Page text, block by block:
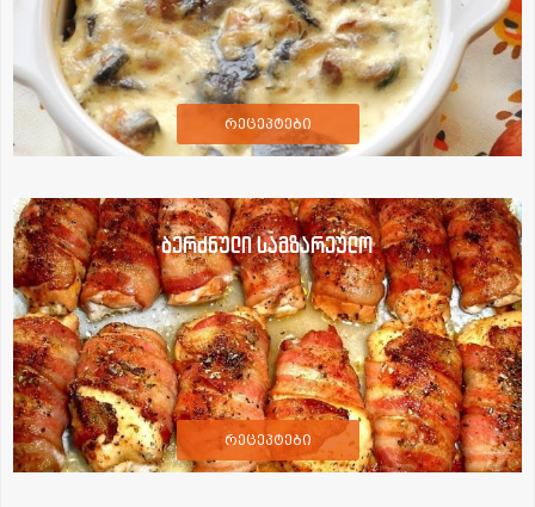
რეცეპტები
ბერძნული სამზარეულო
რეცეპტები